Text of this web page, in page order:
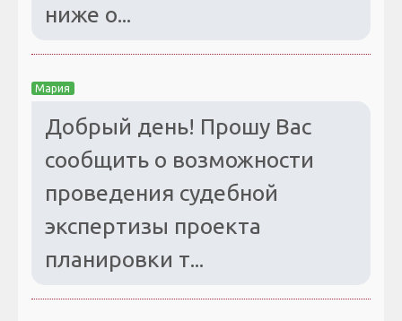
ниже о...
Мария
Добрый день! Прошу Вас
сообщить о возможности
проведения судебной
экспертизы проекта
планировки т...